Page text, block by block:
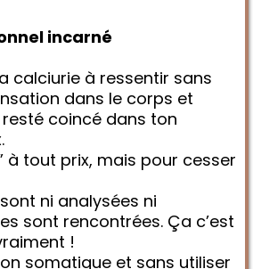
incarné
calciurie à ressentir sans
dans le corps et
coincé dans ton
à tout prix, mais pour cesser
ni analysées ni
sont rencontrées. Ça c’est
!
somatique et sans utiliser